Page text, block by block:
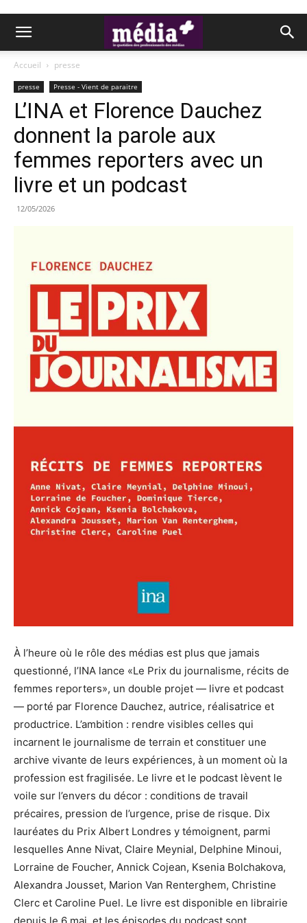
Accueil presse
presse Presse - Vient de paraitre
L’INA et Florence Dauchez
donnent la parole aux
femmes reporters avec un
livre et un podcast
12/05/2026
À l’heure où le rôle des médias est plus que jamais
questionné, l’INA lance «Le Prix du journalisme, récits de
femmes reporters», un double projet — livre et podcast
— porté par Florence Dauchez, autrice, réalisatrice et
productrice. L’ambition : rendre visibles celles qui
incarnent le journalisme de terrain et constituer une
archive vivante de leurs expériences, à un moment où la
profession est fragilisée. Le livre et le podcast lèvent le
voile sur l’envers du décor : conditions de travail
précaires, pression de l’urgence, prise de risque. Dix
lauréates du Prix Albert Londres y témoignent, parmi
lesquelles Anne Nivat, Claire Meynial, Delphine Minoui,
Lorraine de Foucher, Annick Cojean, Ksenia Bolchakova,
Alexandra Jousset, Marion Van Renterghem, Christine
Clerc et Caroline Puel. Le livre est disponible en librairie